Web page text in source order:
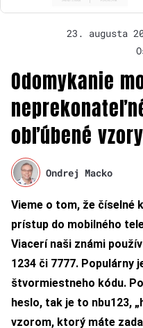
23. augusta
Odomykanie
obľúbené vzory
Ondrej Macko
Vieme o tom, že číselné
prístup do mobilného
Viacerí naši známi
1234 či 7777. Populárny
štvormiestneho kódu.
heslo, tak je to nbu123,
vzorom, ktorý máte